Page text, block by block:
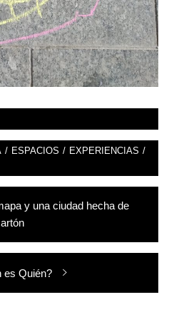
/ ESPACIOS / EXPERIENCIAS /
y una ciudad hecha de
es Quién?